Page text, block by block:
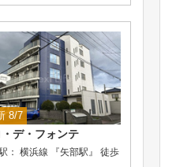
8/7
デ・フォンテ
： 横浜線 『矢部駅』 徒歩